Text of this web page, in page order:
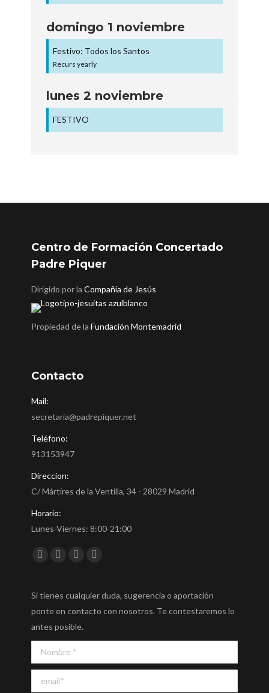
domingo 1 noviembre
Festivo: Todos los Santos
Recurs yearly
lunes 2 noviembre
FESTIVO
Centro de Formación Concertado
Padre Piquer
Dirigido por laCompañía de Jesús
Propiedad de laFundación Montemadrid
Contacto
Mail:
secretaria@padrepiquer.net
Teléfono:
913153947
Direccion:
C/ Mártires de la Ventilla, 34 - 28029 Madrid
Horario:
Lunes-Viernes: 8:00-21:00
Encuéntranos en:
Si tienes cualquier duda, sugerencia o aportación
ponte en contacto con nosotros. Te contestaremos lo
antes posible.